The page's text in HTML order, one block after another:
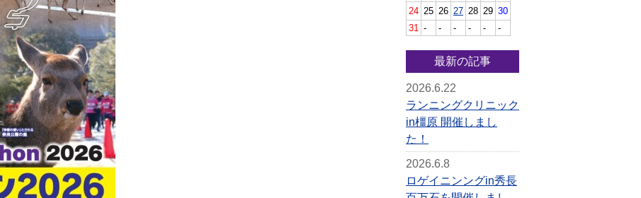
24 25 26 27 28 29 30
31
- - - - - -
最新の記事
2026.6.22
ランニングクリニック
in橿原 開催しまし
た！
2026.6.8
ロゲイニンングin秀長